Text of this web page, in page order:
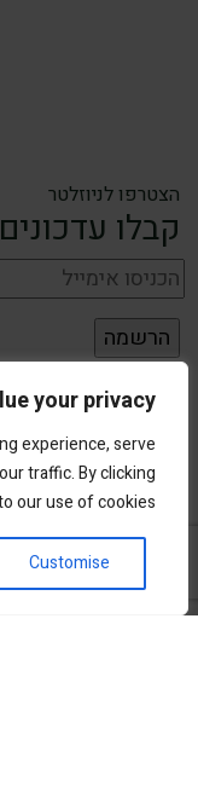
your privacy
experience, serve
traffic. By clicking
our use of cookies.
Customise
הצטרפו לניוזלטר
קבלו